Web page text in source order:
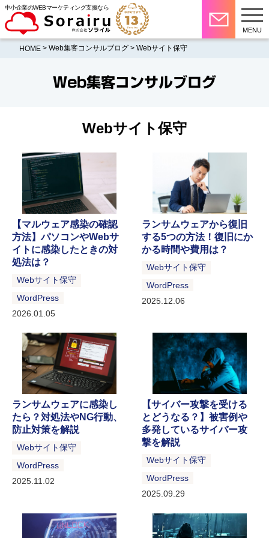
中小企業のWEBマーケティング支援なら
MENU
HOME > Web集客コンサルブログ > Webサイト保守
Web集客コンサルブログ
Webサイト保守
【マルウェア感染の確認
方法】パソコンやWebサ
イトに感染したときの対
処法は？
Webサイト保守
WordPress
2026.01.05
ランサムウェアから復旧
する5つの方法！復旧にか
かる時間や費用は？
Webサイト保守
WordPress
2025.12.06
ランサムウェアに感染し
たら？対処法やNG行動、
防止対策を解説
Webサイト保守
WordPress
2025.11.02
【サイバー攻撃を受ける
とどうなる？】被害例や
多発しているサイバー攻
撃を解説
Webサイト保守
WordPress
2025.09.29